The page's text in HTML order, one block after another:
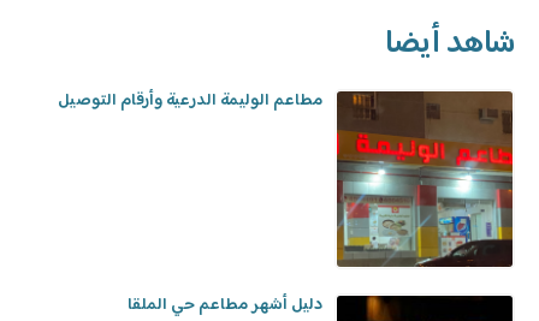
شاهد أيضا
مطاعم الوليمة الدرعية وأرقام التوصيل
دليل أشهر مطاعم حي الملقا